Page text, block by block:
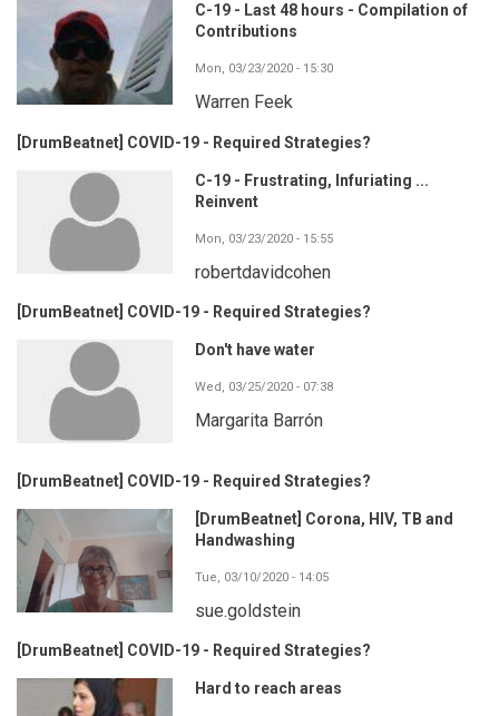
C-19 - Last 48 hours - Compilation of
Contributions
Mon, 03/23/2020 - 15:30
Warren Feek
[DrumBeatnet] COVID-19 - Required Strategies?
C-19 - Frustrating, Infuriating ...
Reinvent
Mon, 03/23/2020 - 15:55
robertdavidcohen
[DrumBeatnet] COVID-19 - Required Strategies?
Don't have water
Wed, 03/25/2020 - 07:38
Margarita Barrón
[DrumBeatnet] COVID-19 - Required Strategies?
[DrumBeatnet] Corona, HIV, TB and
Handwashing
Tue, 03/10/2020 - 14:05
sue.goldstein
[DrumBeatnet] COVID-19 - Required Strategies?
Hard to reach areas